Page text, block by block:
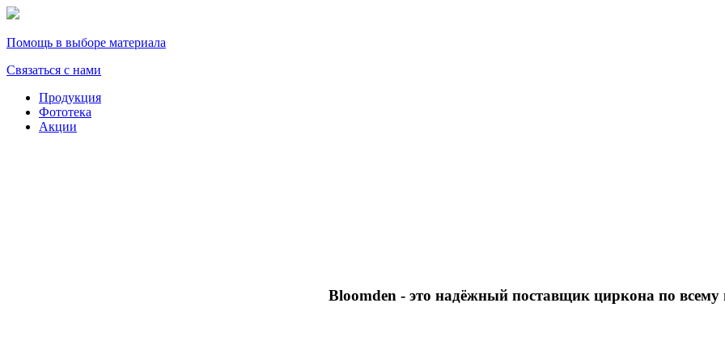
Помощь в выборе материала
Связаться с нами
Продукция
Фототека
Акции
Bloomden - это надёжный поставщик циркона по всему